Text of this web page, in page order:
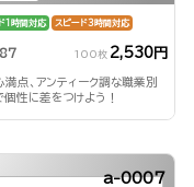
1時間対応 スピード3時間対応
100枚 2,530円
満点、アンティーク調な職業別
個性に差をつけよう！
a-0007